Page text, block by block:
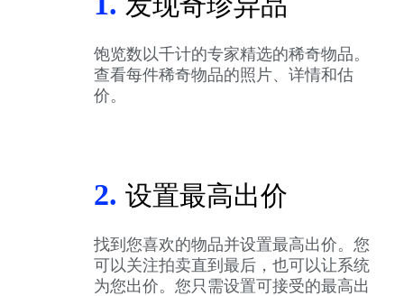
饱览数以千计的专家精选的稀奇物品。
查看每件稀奇物品的照片、详情和估
价。
2. 设置最高出价
找到您喜欢的物品并设置最高出价。您
可以关注拍卖直到最后，也可以让系统
为您出价。您只需设置可接受的最高出